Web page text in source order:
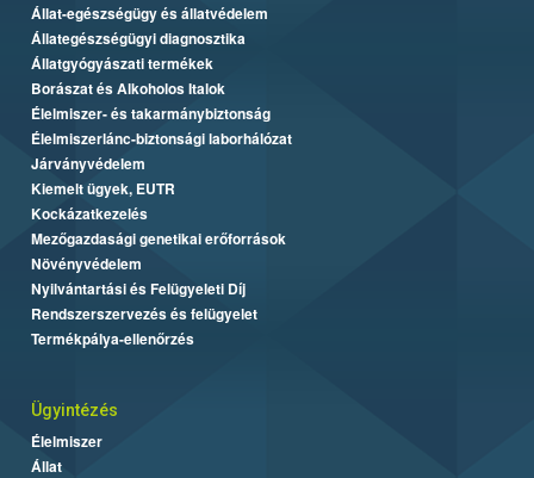
Állat-egészségügy és állatvédelem
Állategészségügyi diagnosztika
Állatgyógyászati termékek
Borászat és Alkoholos Italok
Élelmiszer- és takarmánybiztonság
Élelmiszerlánc-biztonsági laborhálózat
Járványvédelem
Kiemelt ügyek, EUTR
Kockázatkezelés
Mezőgazdasági genetikai erőforrások
Növényvédelem
Nyilvántartási és Felügyeleti Díj
Rendszerszervezés és felügyelet
Termékpálya-ellenőrzés
Ügyintézés
Élelmiszer
Állat